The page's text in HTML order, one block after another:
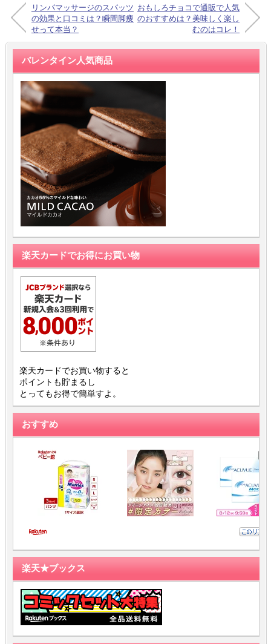
リンパマッサージのスパッツ
の効果と口コミは？瞬間脚痩
せって本当？
おもしろチョコで通販で人気
のおすすめは？美味しく楽し
むのはコレ！
バレンタイン人気商品
楽天カードでお得にお買い物
楽天カードでお買い物すると
ポイントも貯まるし
とってもお得で簡単すよ。
おすすめ
楽天★ブックス